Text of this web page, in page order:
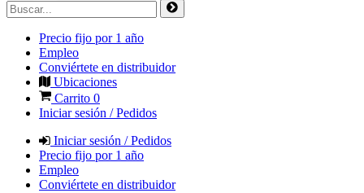
Precio fijo por 1 año
Empleo
Conviértete en distribuidor
Ubicaciones
Carrito 0
Iniciar sesión / Pedidos
Iniciar sesión / Pedidos
Precio fijo por 1 año
Empleo
Conviértete en distribuidor